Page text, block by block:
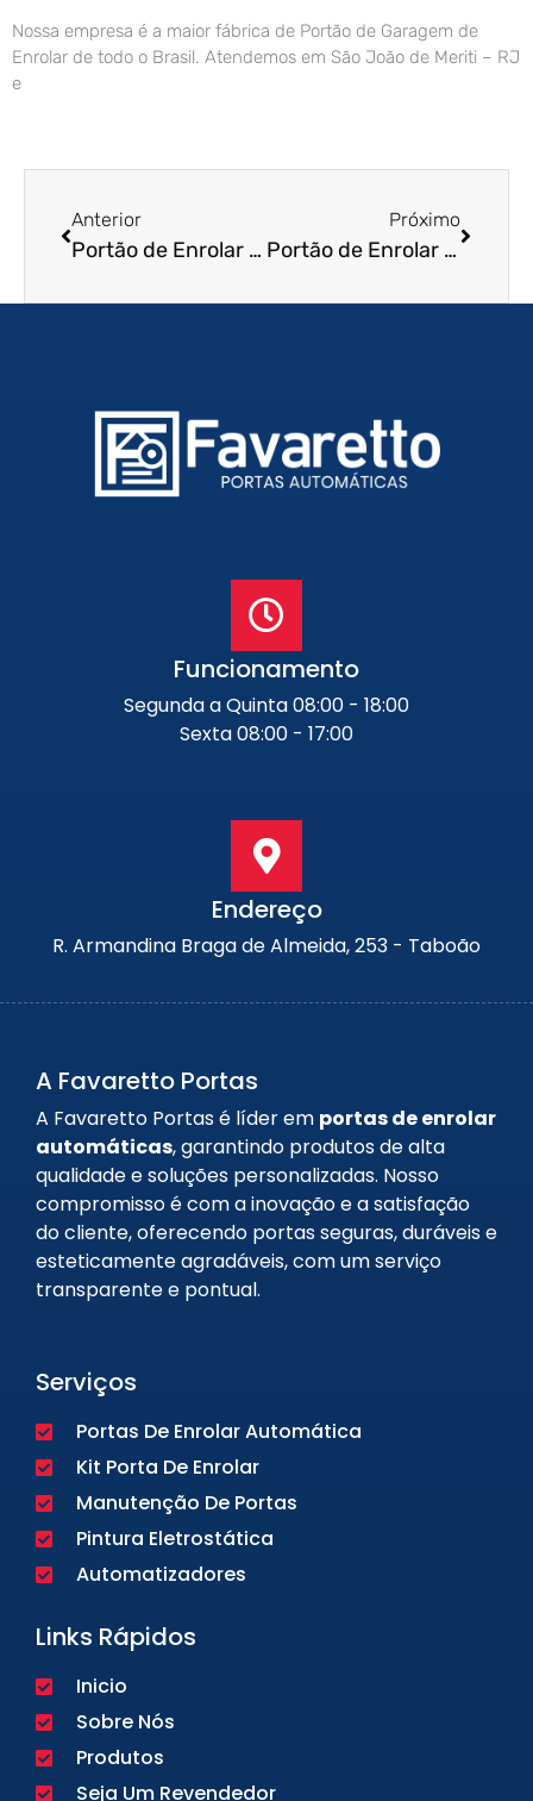
Nossa empresa é a maior fábrica de Portão de Garagem de
Enrolar de todo o Brasil. Atendemos em São João de Meriti – RJ
e
Anterior
Portão de Enrolar em Cajamar – SP
Próximo
Portão de Enrolar em Itapetininga – SP
Funcionamento
Segunda a Quinta 08:00 - 18:00
Sexta 08:00 - 17:00
Endereço
R. Armandina Braga de Almeida, 253 - Taboão
A Favaretto Portas
A Favaretto Portas é líder em portas de enrolar
automáticas, garantindo produtos de alta
qualidade e soluções personalizadas. Nosso
compromisso é com a inovação e a satisfação
do cliente, oferecendo portas seguras, duráveis e
esteticamente agradáveis, com um serviço
transparente e pontual.
Serviços
Portas De Enrolar Automática
Kit Porta De Enrolar
Manutenção De Portas
Pintura Eletrostática
Automatizadores
Links Rápidos
Inicio
Sobre Nós
Produtos
Seja Um Revendedor